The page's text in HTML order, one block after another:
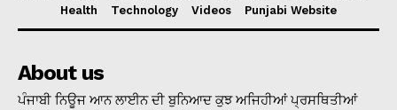
Health
Technology Videos Punjabi Website
About us
ਪੰਜਾਬੀ ਨਿਊਜ ਆਨ ਲਾਈਨ ਦੀ ਬੁਨਿਆਦ ਕੁਝ ਅਜਿਹੀਆਂ ਪ੍ਰਸਥਿਤੀਆਂ